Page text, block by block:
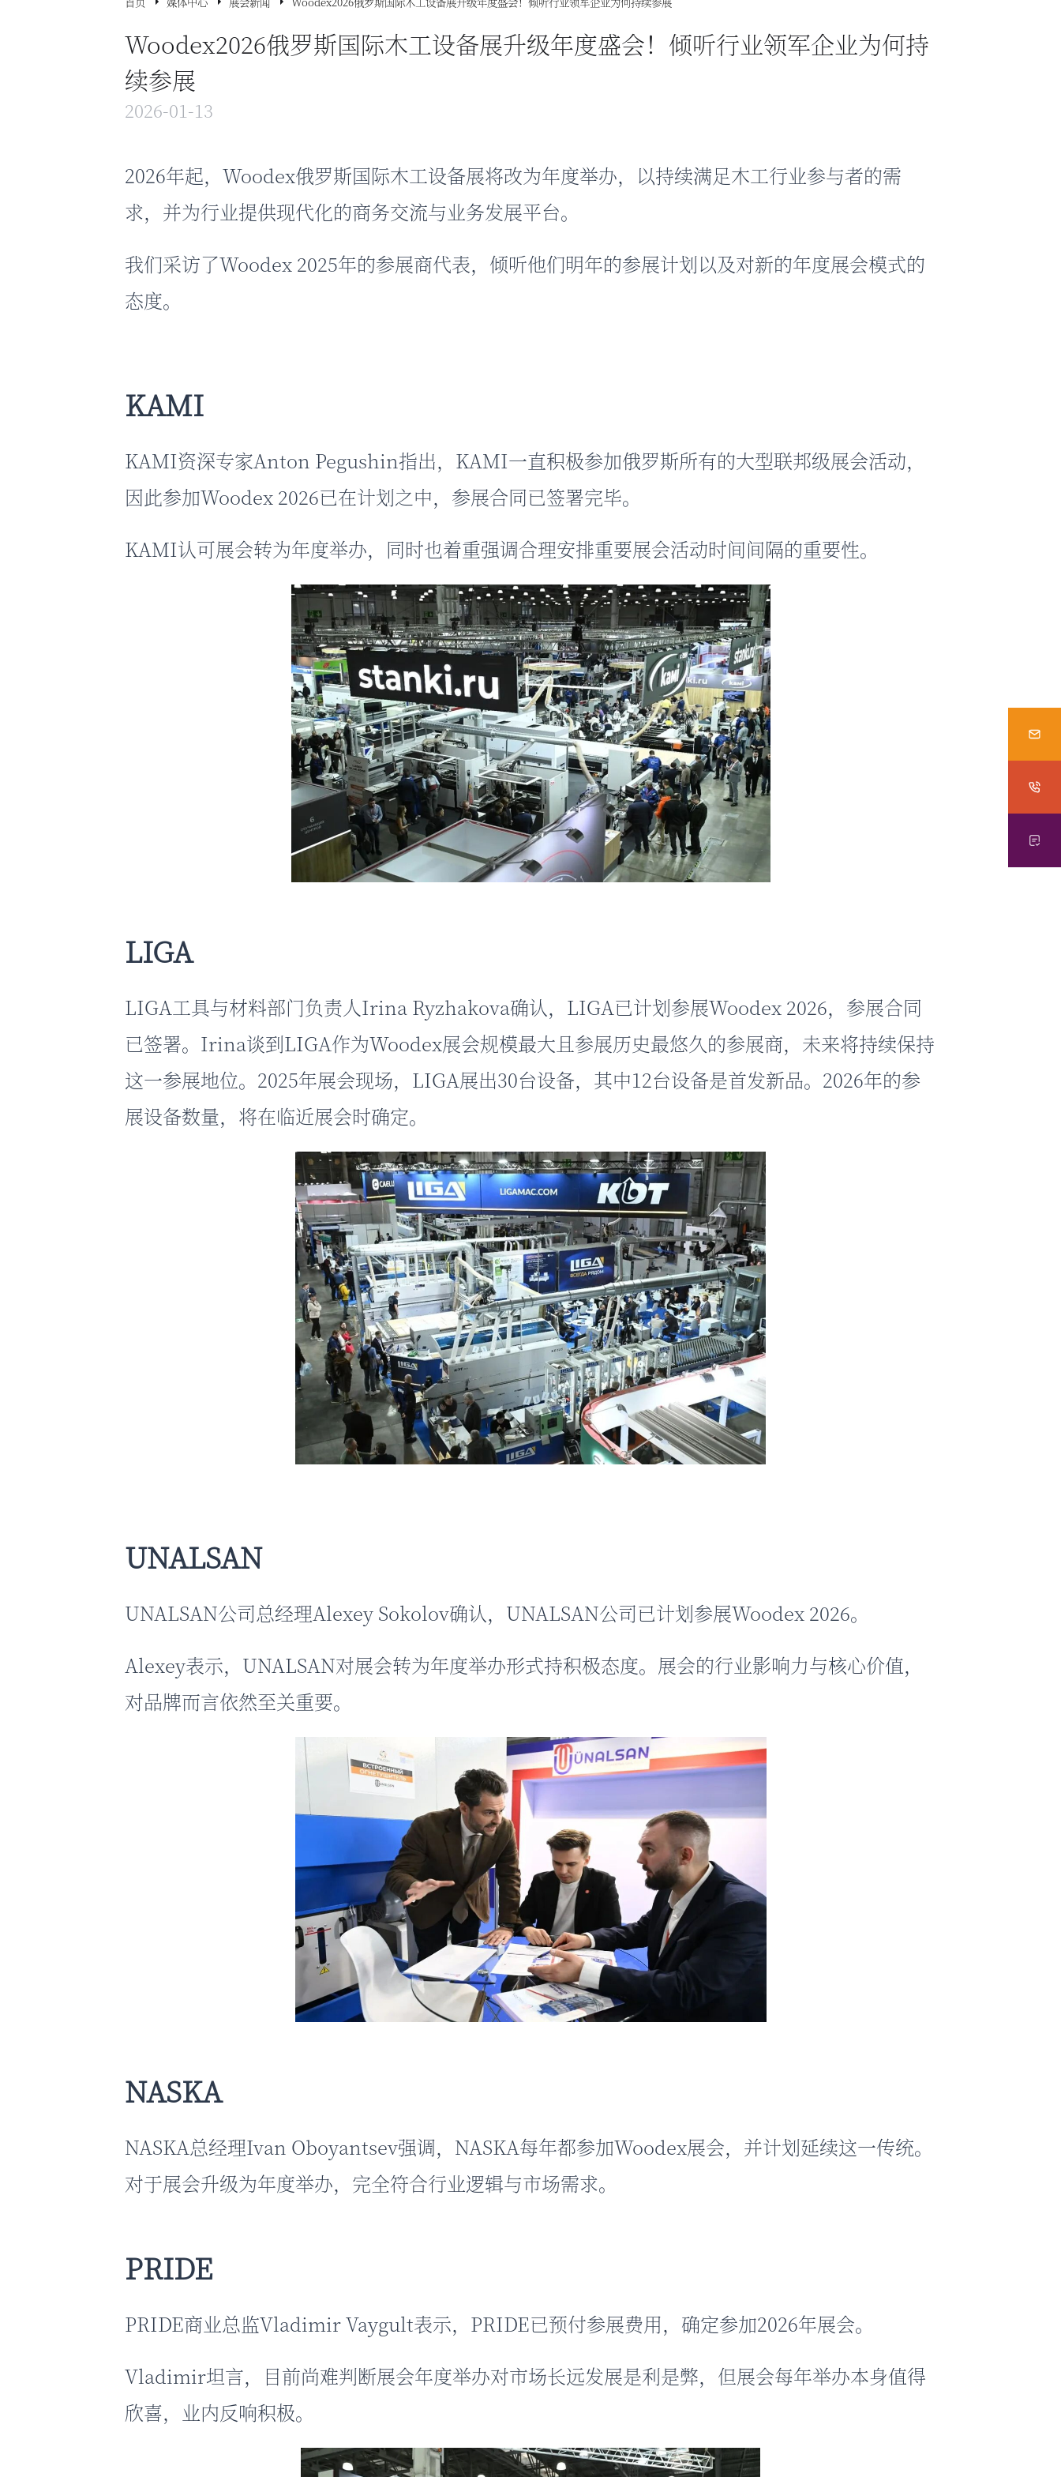
Woodex2026俄罗斯国际木工设备展升级年度盛会！倾听行业领军企业为何持
续参展
2026-01-13
2026年起，Woodex俄罗斯国际木工设备展将改为年度举办，以持续满足木工行业参与者的需
求，并为行业提供现代化的商务交流与业务发展平台。
我们采访了Woodex 2025年的参展商代表，倾听他们明年的参展计划以及对新的年度展会模式的
态度。
KAMI
KAMI资深专家Anton Pegushin指出，KAMI一直积极参加俄罗斯所有的大型联邦级展会活动，
因此参加Woodex 2026已在计划之中，参展合同已签署完毕。
KAMI认可展会转为年度举办，同时也着重强调合理安排重要展会活动时间间隔的重要性。
LIGA
LIGA工具与材料部门负责人Irina Ryzhakova确认，LIGA已计划参展Woodex 2026，参展合同
已签署。Irina谈到LIGA作为Woodex展会规模最大且参展历史最悠久的参展商，未来将持续保持
这一参展地位。2025年展会现场，LIGA展出30台设备，其中12台设备是首发新品。2026年的参
展设备数量，将在临近展会时确定。
UNALSAN
UNALSAN公司总经理Alexey Sokolov确认，UNALSAN公司已计划参展Woodex 2026。
Alexey表示，UNALSAN对展会转为年度举办形式持积极态度。展会的行业影响力与核心价值，
对品牌而言依然至关重要。
NASKA
NASKA总经理Ivan Oboyantsev强调，NASKA每年都参加Woodex展会，并计划延续这一传统。
对于展会升级为年度举办，完全符合行业逻辑与市场需求。
PRIDE
PRIDE商业总监Vladimir Vaygult表示，PRIDE已预付参展费用，确定参加2026年展会。
Vladimir坦言，目前尚难判断展会年度举办对市场长远发展是利是弊，但展会每年举办本身值得
欣喜，业内反响积极。